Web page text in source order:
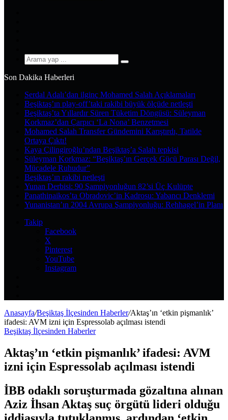
Arama
Son Dakika Haberleri
Serdal Adalı’dan ilginç Mohamed Salah Açıklamaları
Beşiktaş’ın play-off’taki rakibi büyük ölçüde netleşti
Beşiktaş’ta Yıllardır Süren Tüketim Döngüsü: Süleyman
Korkmaz’dan Çarpıcı ‘La Nona’ Benzetmesi
Mohamed Salah Transfer Gündemini Karıştırdı, Tatilde
Ortaya Çıktı!
Kaya Çilingiroğlu’ndan Beşiktaş’a Salah tepkisi
Süleyman Korkmaz: “Beşiktaş’ın Gerçek Gücü Parası Değil,
Mücadele Ruhudur”
Beşiktaş’ın rakibi netleşti
Yunan Derbisi: 90 Şampiyonluğun 82’si Üç Kulüpte
Panathinaikos’ta Obradovic’in Kadrosu: Yabancı Denklemi
Yunanistan’ın 2004 Avrupa Şampiyonluğu: Rehhagel’in Planı
Takip
Facebook
X
Pinterest
YouTube
Instagram
Anasayfa/Beşiktaş İlçesinden Haberler/Aktaş’ın ‘etkin pişmanlık’
ifadesi: AVM izni için Espressolab açılması istendi
Beşiktaş İlçesinden Haberler
Aktaş’ın ‘etkin pişmanlık’ ifadesi: AVM
izni için Espressolab açılması istendi
İBB odaklı soruşturmada gözaltına alınan
Aziz İhsan Aktaş suç örgütü lideri olduğu